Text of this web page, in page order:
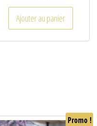
Ajouter au panier
Promo !